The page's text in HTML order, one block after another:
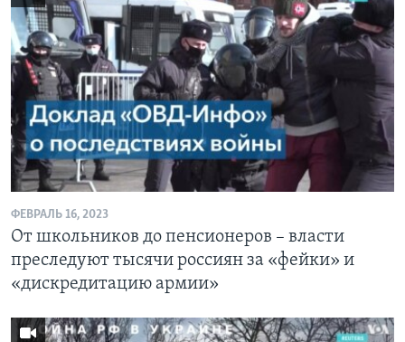
ФЕВРАЛЬ 16, 2023
От школьников до пенсионеров – власти
преследуют тысячи россиян за «фейки» и
«дискредитацию армии»